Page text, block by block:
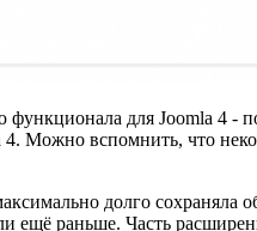
для Joomla 4 -
Можно вспомнить, что
долго
раньше. Часть